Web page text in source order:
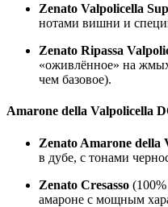
Zenato Valpolicella
нотами вишни и
Zenato Ripassa
«оживлённое» на
чем базовое).
Amarone della Valpolicella
Zenato Amarone della
в дубе, с тонами
Zenato Cresasso
амароне с мощным